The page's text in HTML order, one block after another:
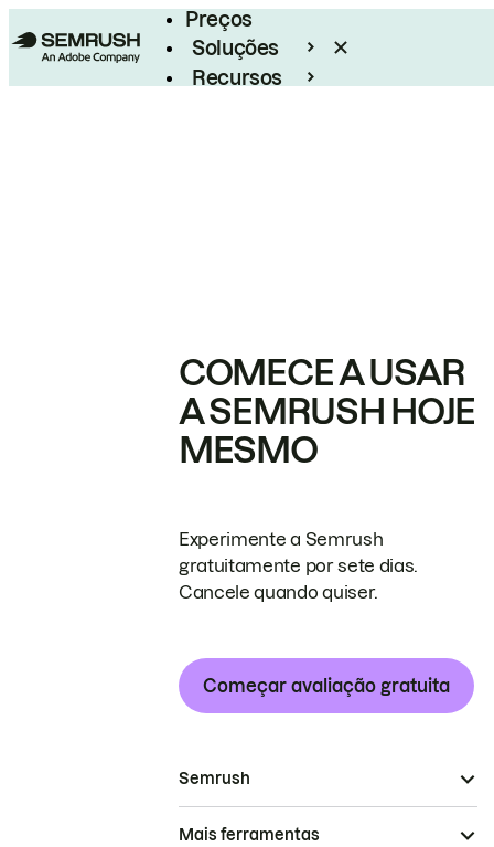
Preços
Soluções
Recursos
COMECE A USAR
A SEMRUSH HOJE
MESMO
Experimente a Semrush
gratuitamente por sete dias.
Cancele quando quiser.
Começar avaliação gratuita
Semrush
Mais ferramentas